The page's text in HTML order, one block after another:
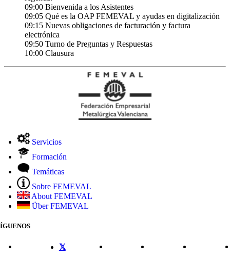
09:00 Bienvenida a los Asistentes
09:05 Qué es la OAP FEMEVAL y ayudas en digitalización
09:15 Nuevas obligaciones de facturación y factura
electrónica
09:50 Turno de Preguntas y Respuestas
10:00 Clausura
Servicios
Formación
Temáticas
Sobre FEMEVAL
About FEMEVAL
Über FEMEVAL